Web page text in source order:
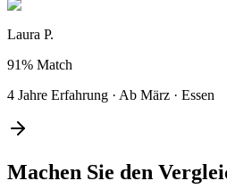
Laura P.
91% Match
4 Jahre Erfahrung · Ab März · Essen
Machen Sie den